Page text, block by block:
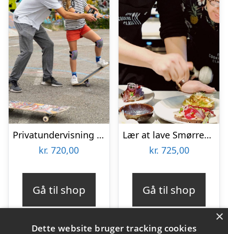
Privatundervisning i skateboarding hos L.O.W Academy
kr. 720,00
Gå til shop
Lær at lave Smørrebrød hos CPH Cooking Class
kr. 725,00
Gå til shop
×
Dette website bruger tracking cookies